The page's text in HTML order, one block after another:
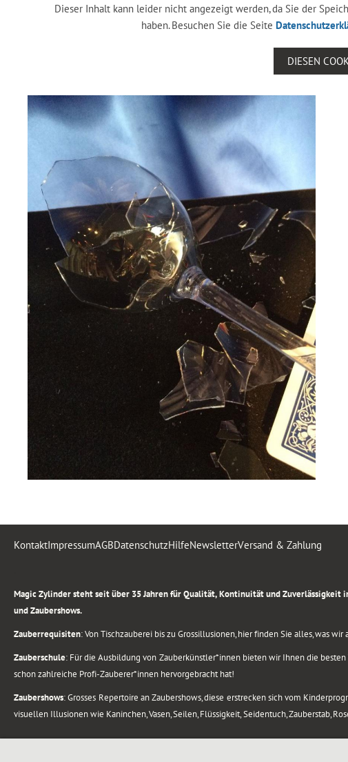
Dieser Inhalt kann leider nicht angezeigt werden, da Sie der
haben. Besuchen Sie die Seite
DIESEN
KontaktImpressumAGBDatenschutzHilfeNewsletterVersand & Zahlung
Magic Zylinder steht seit über 35 Jahren für Qualität, Kontinuität und Zuverlässigkeit
und Zaubershows.
Zauberrequisiten: Von Tischzauberei bis zu Grossillusionen, hier finden Sie alles, was
Zauberschule: Für die Ausbildung von Zauberkünstler*innen bieten wir Ihnen die
schon zahlreiche Profi-Zauberer*innen hervorgebracht hat!
Zaubershows: Grosses Repertoire an Zaubershows, diese erstrecken sich vom
visuellen Illusionen wie Kaninchen, Vasen, Seilen, Flüssigkeit, Seidentuch, Zauberstab,
.